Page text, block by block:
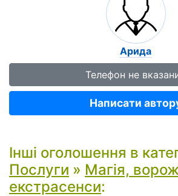
Арида
Телефон не
Написати
Інші оголошення в
Послуги » Магія,
екстрасенси: